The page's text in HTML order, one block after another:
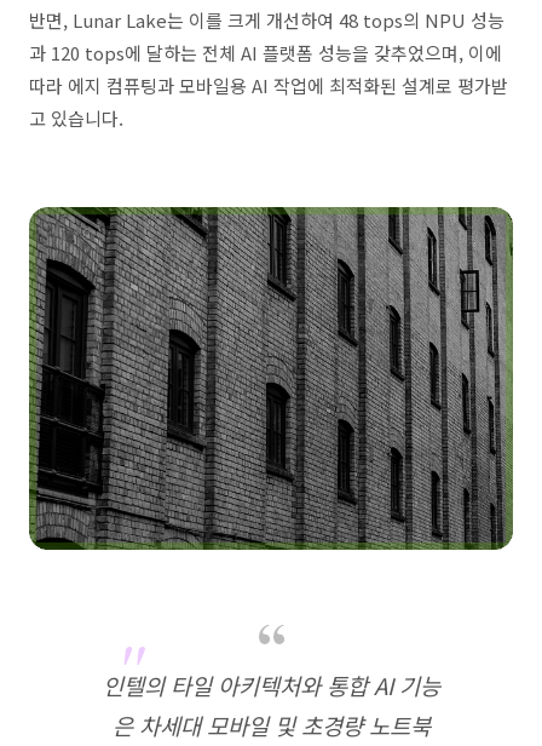
반면, Lunar Lake는 이를 크게 개선하여 48 tops의 NPU 성능
과 120 tops에 달하는 전체 AI 플랫폼 성능을 갖추었으며, 이에
따라 에지 컴퓨팅과 모바일용 AI 작업에 최적화된 설계로 평가받
고 있습니다.
인텔의 타일 아키텍처와 통합 AI 기능
은 차세대 모바일 및 초경량 노트북